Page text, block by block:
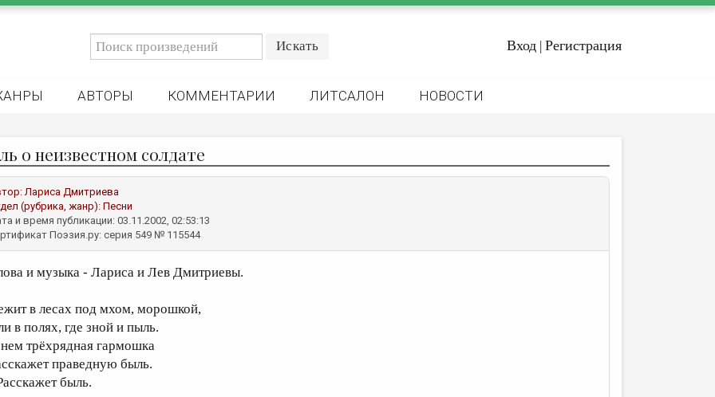
Вход | Регистрация
АВТОРЫ КОММЕНТАРИИ ЛИТСАЛОН НОВОСТИ
о неизвестном солдате
Лариса Дмитриева
(рубрика, жанр):Песни
и время публикации: 03.11.2002, 02:53:13
Поэзия.ру: серия 549 № 115544
и музыка - Лариса и Лев Дмитриевы.
в лесах под мхом, морошкой,
в полях, где зной и пыль.
трёхрядная гармошка
праведную быль.
быль.